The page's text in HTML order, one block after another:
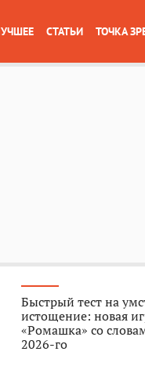
СТАТЬИ ТОЧКА
Быстрый тест на
истощение: новая
«Ромашка» со
2026-го